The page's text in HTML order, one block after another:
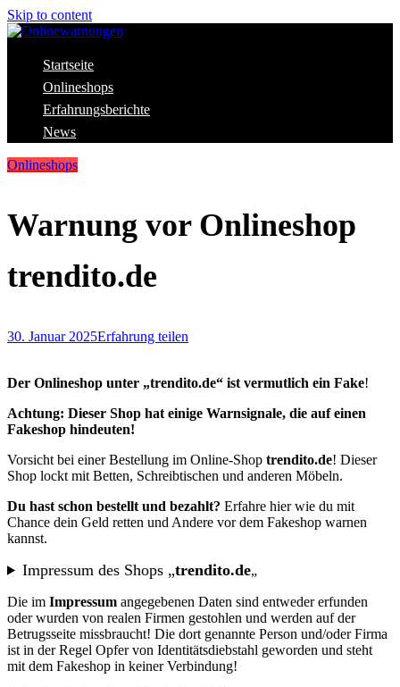
Skip to content
Onlinewarnungen
Aktuelle Warnungen vor Gefahren im Internet
Startseite
Onlineshops
Erfahrungsberichte
News
Onlineshops
Warnung vor Onlineshop
trendito.de
30. Januar 2025Erfahrung teilen
Der Onlineshop unter „trendito.de“ ist vermutlich ein Fake!
Achtung: Dieser Shop hat einige Warnsignale, die auf einen
Fakeshop hindeuten!
Vorsicht bei einer Bestellung im Online-Shop trendito.de! Dieser
Shop lockt mit Betten, Schreibtischen und anderen Möbeln.
Du hast schon bestellt und bezahlt? Erfahre hier wie du mit
Chance dein Geld retten und Andere vor dem Fakeshop warnen
kannst.
Impressum des Shops „trendito.de„
Die im Impressum angegebenen Daten sind entweder erfunden
oder wurden von realen Firmen gestohlen und werden auf der
Betrugsseite missbraucht! Die dort genannte Person und/oder Firma
ist in der Regel Opfer von Identitätsdiebstahl geworden und steht
mit dem Fakeshop in keiner Verbindung!